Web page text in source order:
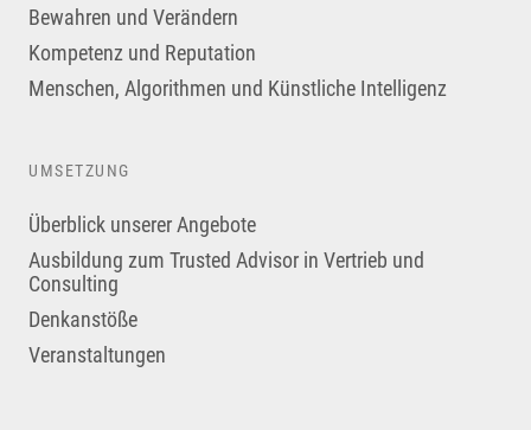
Bewahren und Verändern
Kompetenz und Reputation
Menschen, Algorithmen und Künstliche Intelligenz
UMSETZUNG
Überblick unserer Angebote
Ausbildung zum Trusted Advisor in Vertrieb und
Consulting
Denkanstöße
Veranstaltungen